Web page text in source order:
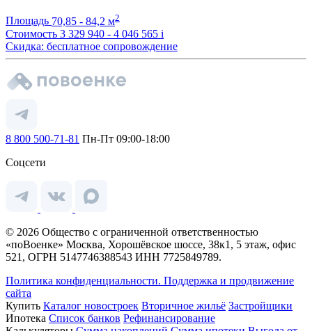
Площадь 70,85 - 84,2 м2
Стоимость 3 329 940 - 4 046 565 i
Скидка: бесплатное сопровождение
8 800 500-71-81 Пн-Пт 09:00-18:00
Соцсети
© 2026 Общество с ограниченной ответственностью
«поВоенке» Москва, Хорошёвское шоссе, 38к1, 5 этаж, офис
521, ОГРН 5147746388543 ИНН 7725849789.
Политика конфиденциальности. Поддержка и продвижение
сайта
Купить Каталог новостроек Вторичное жильё Застройщики
Ипотека Список банков Рефинансирование